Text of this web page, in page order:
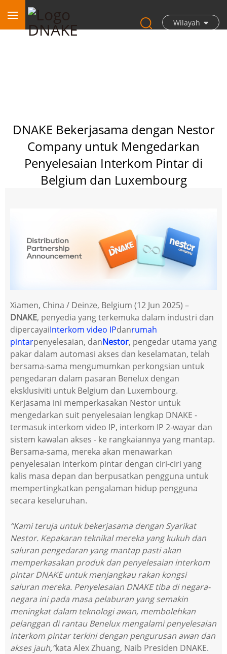
Wilayah
DNAKE Bekerjasama dengan Nestor
Company untuk Mengedarkan
Penyelesaian Interkom Pintar di
Belgium dan Luxembourg
Xiamen, China / Deinze, Belgium (12 Jun 2025) –
DNAKE, penyedia yang terkemuka dalam industri dan
dipercayaiInterkom video IPdanrumah
pintarpenyelesaian, danNestor, pengedar utama yang
pakar dalam automasi akses dan keselamatan, telah
bersama-sama mengumumkan perkongsian untuk
pengedaran dalam pasaran Benelux dengan
eksklusiviti untuk Belgium dan Luxembourg.
Kerjasama ini memperkasakan Nestor untuk
mengedarkan suit penyelesaian lengkap DNAKE -
termasuk interkom video IP, interkom IP 2-wayar dan
sistem kawalan akses - ke rangkaiannya yang mantap.
Bersama-sama, mereka akan menawarkan
penyelesaian interkom pintar dengan ciri-ciri yang
kalis masa depan dan berpusatkan pengguna untuk
mempertingkatkan pengalaman hidup pengguna
secara keseluruhan.
“Kami teruja untuk bekerjasama dengan Syarikat
Nestor. Kepakaran teknikal mereka yang kukuh dan
saluran pengedaran yang mantap pasti akan
memperkasakan produk dan penyelesaian interkom
pintar DNAKE untuk menjangkau rakan kongsi
saluran mereka. Penyelesaian DNAKE tiba di negara-
negara ini pada masa pelaburan yang semakin
meningkat dalam teknologi awan, membolehkan
pelanggan di rantau Benelux mengalami penyelesaian
interkom pintar terkini dengan pengurusan awan dan
akses jauh,”kata Alex Zhuang, Naib Presiden DNAKE.